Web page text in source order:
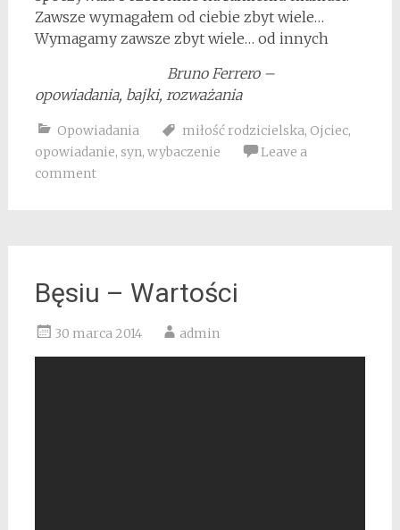
Zawsze wymagałem od ciebie zbyt wiele…
Wymagamy zawsze zbyt wiele… od innych
Bruno Ferrero –
opowiadania, bajki, rozważania
Opowiadania miłość rodzicielska, Ojciec,
opowiadanie, syn, wybaczenie
Leave a
comment
Bęsiu – Wartości
30 marca 2014 admin